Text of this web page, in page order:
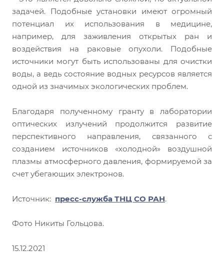
задачей. Подобные установки имеют огромный
потенциал их использования в медицине,
например, для заживления открытых ран и
воздействия на раковые опухоли. Подобные
источники могут быть использованы для очистки
воды, а ведь состояние водных ресурсов является
одной из значимых экологических проблем.
Благодаря полученному гранту в лаборатории
оптических излучений продолжится развитие
перспективного направления, связанного с
созданием источников «холодной» воздушной
плазмы атмосферного давления, формируемой за
счет убегающих электронов.
Источник: пресс-служба ТНЦ СО РАН.
Фото Никиты Гольцова.
15.12.2021